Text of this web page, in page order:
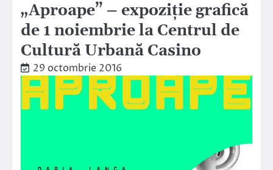
„Aproape” – expoziție grafică
de 1 noiembrie la Centrul de
Cultură Urbană Casino
29 octombrie 2016